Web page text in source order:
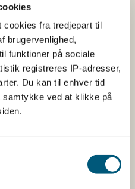
cookies fra tredjepart til
brugervenlighed,
funktioner på sociale
registreres IP-adresser,
Du kan til enhver tid
ved at klikke på
12 mg/kg